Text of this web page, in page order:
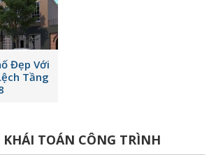
Đẹp Với
Tầng
KHÁI TOÁN CÔNG TRÌNH